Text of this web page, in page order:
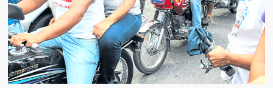
La burla del Chavez “tan amante de los niños” (The mockery of
Chavez “such a children lover”)
Los niños de las calles de Venezuela (Children of the streets of
Venezuela)
Luis y El Mono… en armas (Luis and El Mono… armed)